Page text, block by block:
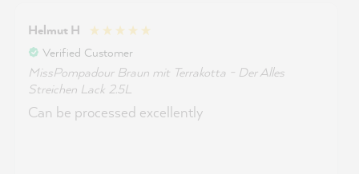
Helmut H
Verified Customer
MissPompadour Braun mit Terrakotta - Der Alles
Streichen Lack 2.5L
Can be processed excellently